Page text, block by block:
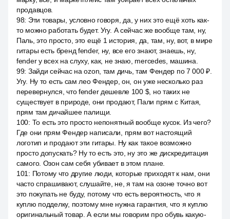
продавцов.
98: Эти товары, условно говоря, да, у них это ещё хоть как-
то можно работать будет. Угу. А сейчас же вообще там, ну,
Паль, это просто, это ещё 1 история, да, там, ну, вот, в мире
гитары есть бренд fender, ну, все его знают, знаешь, ну,
fender у всех на слуху, как, не знаю, mercedes, машина.
99: Зайди сейчас на ozon, там дичь, там Фендер по 7 000 ₽.
Угу. Ну то есть сам лео Фендер, он, он уже несколько раз
перевернулся, что fender дешевле 100 $, но таких не
существует в природе, они продают, Пали прям с Китая,
прям там дичайшее палищи.
100: То есть это просто непонятный вообще кусок. Из чего?
Где они прям Фендер написали, прям вот настоящий
логотип и продают эти гитары. Ну как такое возможно
просто допускать? Ну то есть это, ну это же дискредитация
самого. Озон сам себя убивает в этом плане.
101 : Потому что другие люди, которые приходят к нам, они
часто спрашивают, слушайте, не, я там на озоне точно вот
это покупать не буду, потому что есть вероятность, что я
куплю подделку, поэтому мне нужна гарантия, что я куплю
оригинальный товар. А если мы говорим про обувь какую-